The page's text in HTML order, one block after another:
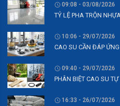
09:08 - 03/08/2026
TỶ LỆ PHA TRỘN NHỰA
10:06 - 29/07/2026
CAO SU CẦN ĐÁP ỨNG
09:40 - 29/07/2026
PHÂN BIỆT CAO SU TỰ
16:33 - 26/07/2026